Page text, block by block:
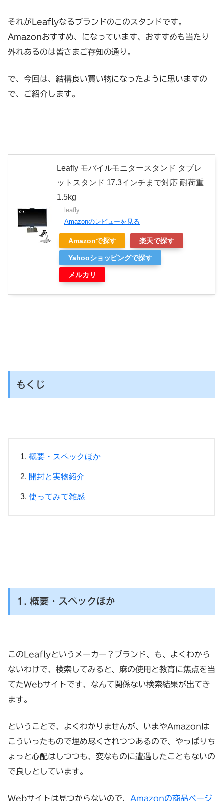
それがLeaflyなるブランドのこのスタンドです。
Amazonおすすめ、になっています、おすすめも当たり
外れあるのは皆さまご存知の通り。
で、今回は、結構良い買い物になったように思いますの
で、ご紹介します。
Leafly モバイルモニタースタンド タブレ
ットスタンド 17.3インチまで対応 耐荷重
1.5kg
leafly
Amazonのレビューを見る
Amazonで探す 楽天で探す
Yahooショッピングで探す
メルカリ
もくじ
概要・スペックほか
開封と実物紹介
使ってみて雑感
1. 概要・スペックほか
このLeaflyというメーカー？ブランド、も、よくわから
ないわけで、検索してみると、麻の使用と教育に焦点を当
てたWebサイトです、なんて関係ない検索結果が出てき
ます。
ということで、よくわかりませんが、いまやAmazonは
こういったもので埋め尽くされつつあるので、やっぱりち
ょっと心配はしつつも、変なものに遭遇したこともないの
で良しとしています。
Webサイトは見つからないので、 Amazonの商品ページ